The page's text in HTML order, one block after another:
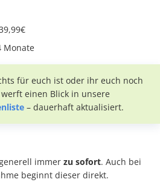
Monate
für euch ist oder ihr euch noch
einen Blick in unsere
– dauerhaft aktualisiert.
immer zu sofort. Auch bei
beginnt dieser direkt.